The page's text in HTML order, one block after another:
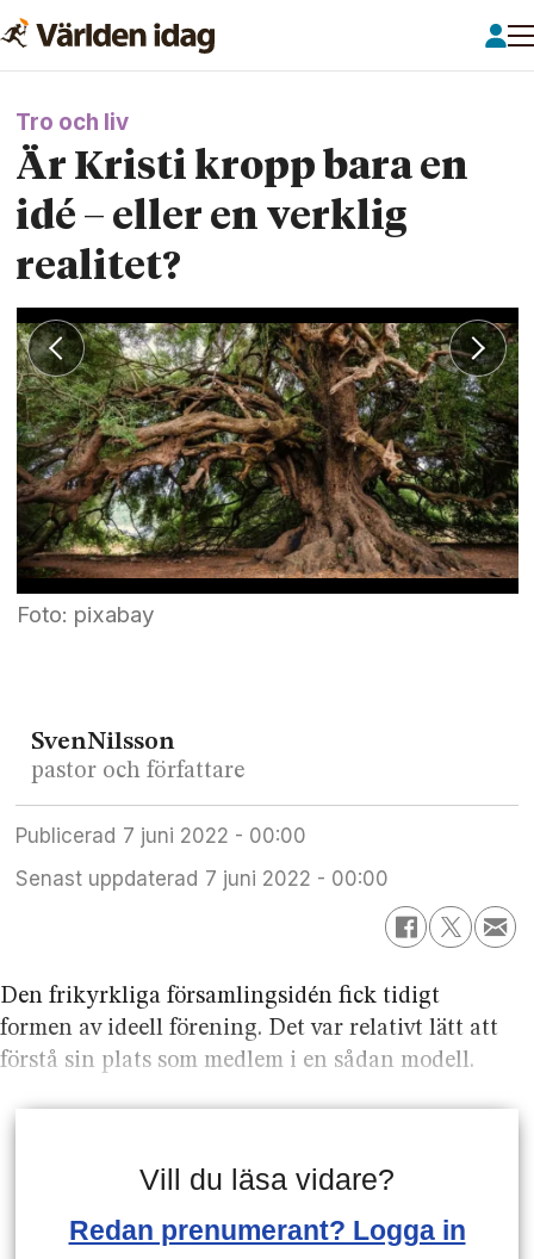
Tro och liv
Är Kristi kropp bara en
idé – eller en verklig
realitet?
Foto: pixabay
SvenNilsson
pastor och författare
Publicerad
7 juni 2022 - 00:00
Senast uppdaterad
7 juni 2022 - 00:00
Den frikyrkliga församlingsidén fick tidigt
formen av ideell förening. Det var relativt lätt att
förstå sin plats som medlem i en sådan modell.
Vill du läsa vidare?
Redan prenumerant? Logga in